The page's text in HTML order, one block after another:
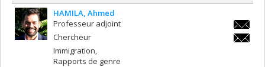
HAMILA Ahmed
Professeur adjoint
Chercheur
Immigration
Rapports de genre